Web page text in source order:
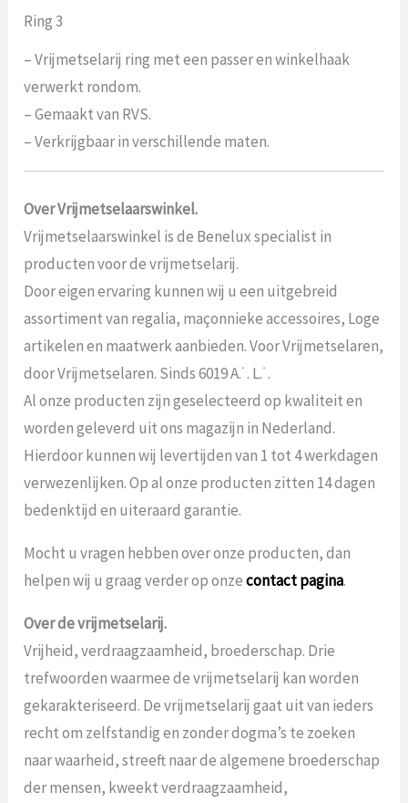
Ring 3
– Vrijmetselarij ring met een passer en winkelhaak
verwerkt rondom.
– Gemaakt van RVS.
– Verkrijgbaar in verschillende maten.
Over Vrijmetselaarswinkel.
Vrijmetselaarswinkel is de Benelux specialist in
producten voor de vrijmetselarij.
Door eigen ervaring kunnen wij u een uitgebreid
assortiment van regalia, maçonnieke accessoires, Loge
artikelen en maatwerk aanbieden. Voor Vrijmetselaren,
door Vrijmetselaren. Sinds 6019 A.˙. L.˙.
Al onze producten zijn geselecteerd op kwaliteit en
worden geleverd uit ons magazijn in Nederland.
Hierdoor kunnen wij levertijden van 1 tot 4 werkdagen
verwezenlijken. Op al onze producten zitten 14 dagen
bedenktijd en uiteraard garantie.
Mocht u vragen hebben over onze producten, dan
helpen wij u graag verder op onzecontact pagina.
Over de vrijmetselarij.
Vrijheid, verdraagzaamheid, broederschap. Drie
trefwoorden waarmee de vrijmetselarij kan worden
gekarakteriseerd. De vrijmetselarij gaat uit van ieders
recht om zelfstandig en zonder dogma’s te zoeken
naar waarheid, streeft naar de algemene broederschap
der mensen, kweekt verdraagzaamheid,